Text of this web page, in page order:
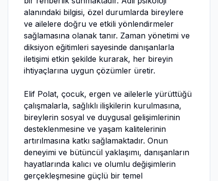
alanındaki bilgisi, özel durumlarda bireylere
ve ailelere doğru ve etkili yönlendirmeler
sağlamasına olanak tanır. Zaman yönetimi ve
diksiyon eğitimleri sayesinde danışanlarla
iletişimi etkin şekilde kurarak, her bireyin
ihtiyaçlarına uygun çözümler üretir.
Elif Polat, çocuk, ergen ve ailelerle yürüttüğü
çalışmalarla, sağlıklı ilişkilerin kurulmasına,
bireylerin sosyal ve duygusal gelişimlerinin
desteklenmesine ve yaşam kalitelerinin
artırılmasına katkı sağlamaktadır. Onun
deneyimi ve bütüncül yaklaşımı, danışanların
hayatlarında kalıcı ve olumlu değişimlerin
gerçekleşmesine güçlü bir temel